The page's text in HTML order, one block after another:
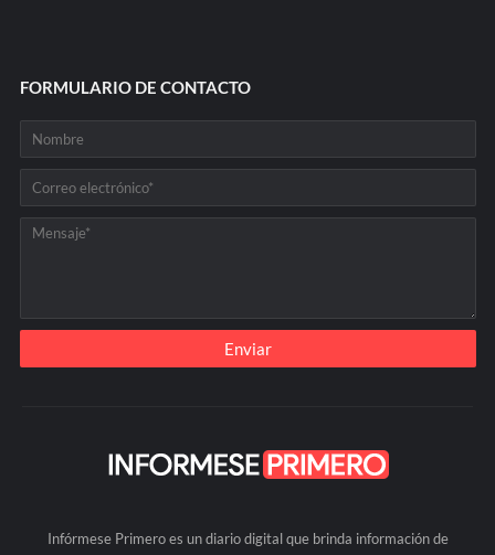
FORMULARIO DE CONTACTO
Infórmese Primero es un diario digital que brinda información de